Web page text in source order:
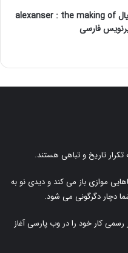
نقد و بررسی سریال alexanser : the making of
تکرار تاریخ و تباهی هستند.
موازی باز می کند و دیدی نو به
دچار دگرگونی می شود.
رسمی کار خود را در وب پارسی آغاز